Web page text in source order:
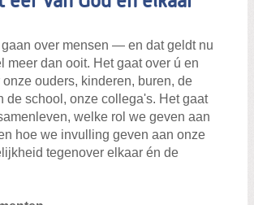
over mensen — en dat geldt nu
meer dan ooit. Het gaat over ú en
ouders, kinderen, buren, de
de school, onze collega's. Het gaat
welke rol we geven aan
hoe we invulling geven aan onze
tegenover elkaar én de